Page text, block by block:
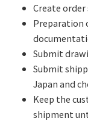
Create
Preparation
Submit
Submit
Japan and
Keep the
shipment